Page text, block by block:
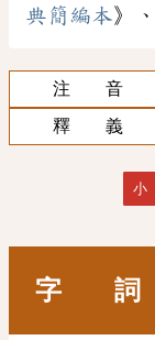
典簡編本》
注 音
釋 義
小
字 詞